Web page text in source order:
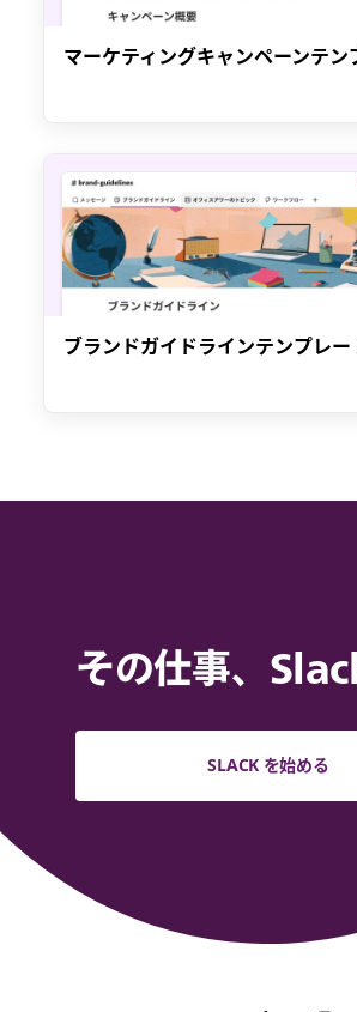
マーケティングキャンペーンテン
ブランドガイドラインテンプレー
その仕事、
SLACK を始める